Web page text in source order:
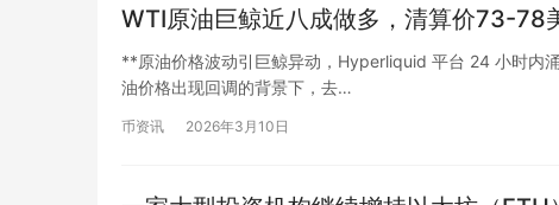
WTI原油巨鲸近八成做多，清算价73-78
**原油价格波动引巨鲸异动，Hyperliquid 平台 24 小时内
油价格出现回调的背景下，去…
币资讯 2026年3月10日